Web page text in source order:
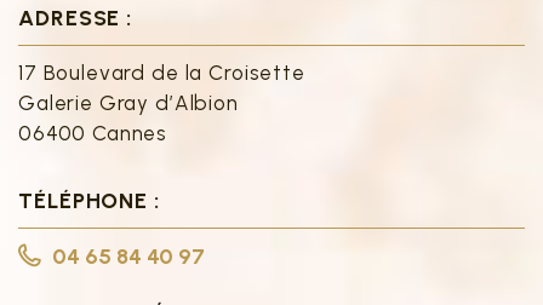
ADRESSE :
17 Boulevard de la Croisette
Galerie Gray d’Albion
06400 Cannes
TÉLÉPHONE :
04 65 84 40 97